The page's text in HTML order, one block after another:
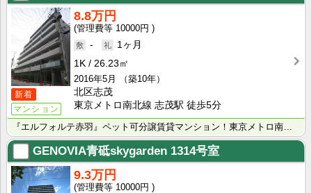
新着
マンション
8.8万円
10000円
-
1ヶ月
1K
26.23㎡
2016年5月
（築10年）
北区志茂
東京メトロ南北線 志茂駅 徒歩5分
『エルフォルテ赤羽』ペット可分譲賃貸マンション！東京メトロ南北線「志茂」駅徒歩5分！ネット無料！宅配･･･
GENOVIA青砥skygarden 1314号室
9.3万円
10000円